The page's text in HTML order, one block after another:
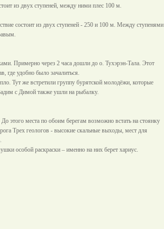
из двух ступеней, между ними плес 100 м.
состоит из двух ступеней - 250 и 100 м. Между ступенями
Примерно через 2 часа дошли до о. Тухэрэн-Тала. Этот
где удобно было зачалиться.
Тут же встретили группу бурятской молодёжи, которые
с Димой также ушли на рыбалку.
этого места по обоим берегам возможно встать на стоянку
Трех геологов - высокие скальные выходы, мест для
особой раскраски – именно на них берет хариус.